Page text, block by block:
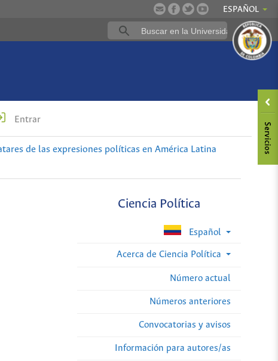
ESPAÑOL
Entrar
de las expresiones políticas en América Latina
Ciencia Política
Español
Acerca de Ciencia Política
Número actual
Números anteriores
Convocatorias y avisos
Información para autores/as